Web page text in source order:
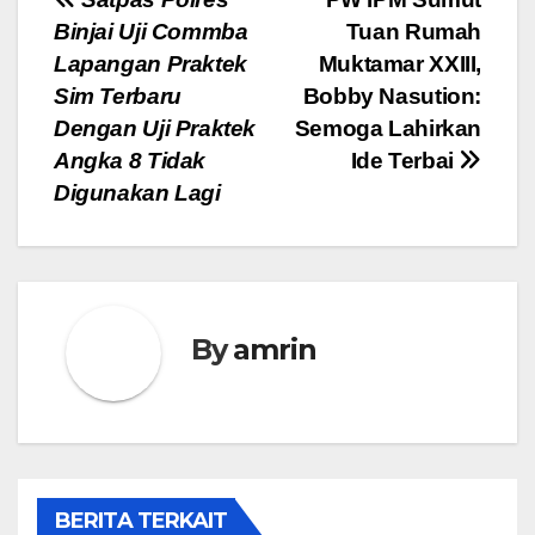
pos
Tuan Rumah
Muktamar XXIII,
Bobby Nasution:
Semoga Lahirkan
Ide Terbai
Binjai Uji Commba
Lapangan Praktek
Sim Terbaru
Dengan Uji Praktek
Angka 8 Tidak
Digunakan Lagi
Byamrin
BERITA TERKAIT